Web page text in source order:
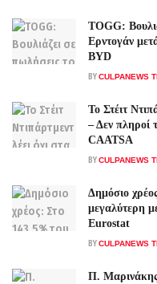
TOGG:
Ερντογάν
BYD
BYCULPANEWS
Το Στέιτ
– Δεν πληροί
CAATSA
BYCULPANEWS
Δημόσιο
μεγαλύτερη
Eurostat
BYCULPANEWS
Π.